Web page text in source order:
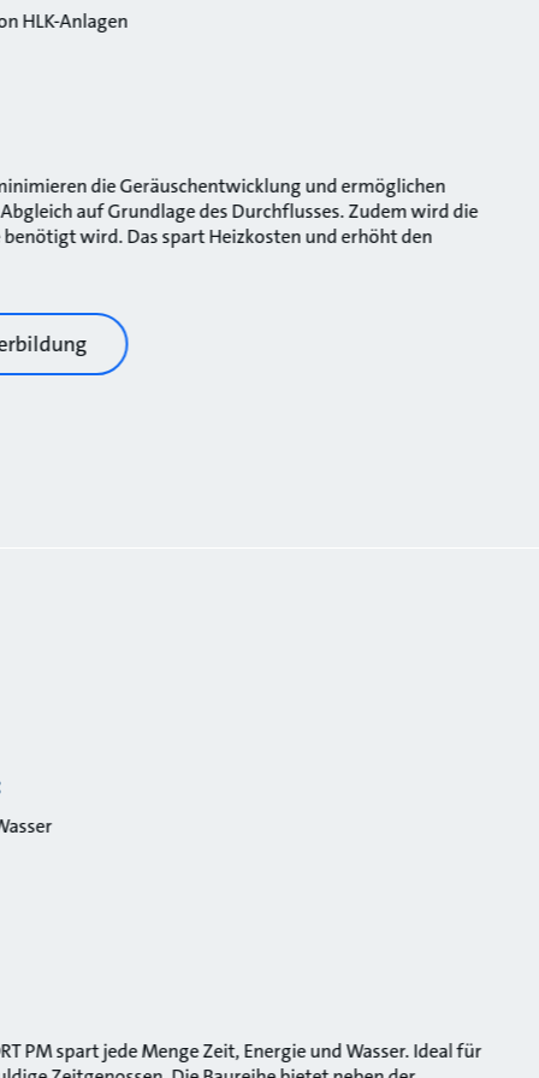
HLK-Anlagen
die Geräuschentwicklung und ermöglichen
auf Grundlage des Durchflusses. Zudem wird die
wird. Das spart Heizkosten und erhöht den
PM spart jede Menge Zeit, Energie und Wasser. Ideal für